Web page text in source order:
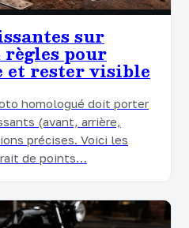
sur
règles pour
et rester visible
homologué doit porter
(avant, arrière,
précises. Voici les
de points…